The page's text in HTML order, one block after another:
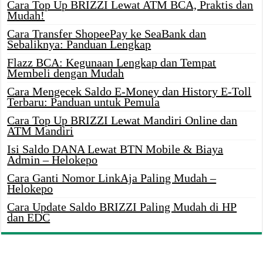
Cara Top Up BRIZZI Lewat ATM BCA, Praktis dan
Mudah!
Cara Transfer ShopeePay ke SeaBank dan
Sebaliknya: Panduan Lengkap
Flazz BCA: Kegunaan Lengkap dan Tempat
Membeli dengan Mudah
Cara Mengecek Saldo E-Money dan History E-Toll
Terbaru: Panduan untuk Pemula
Cara Top Up BRIZZI Lewat Mandiri Online dan
ATM Mandiri
Isi Saldo DANA Lewat BTN Mobile & Biaya
Admin – Helokepo
Cara Ganti Nomor LinkAja Paling Mudah –
Helokepo
Cara Update Saldo BRIZZI Paling Mudah di HP
dan EDC